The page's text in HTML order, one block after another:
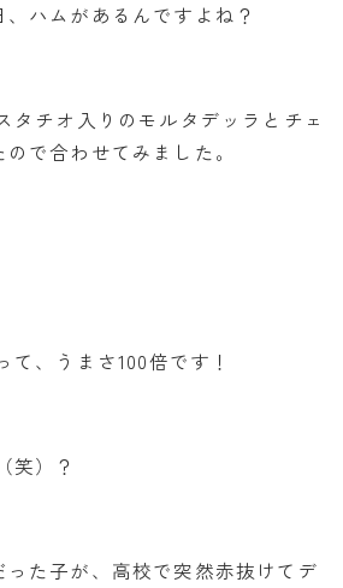
ハムがあるんですよね？
タチオ入りのモルタデッラとチェ
で合わせてみました。
、うまさ100倍です！
笑）？
った子が、高校で突然赤抜けてデ